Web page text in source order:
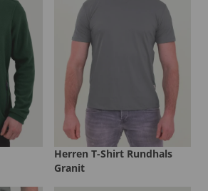
Herren T-Shirt Rundhals
Granit